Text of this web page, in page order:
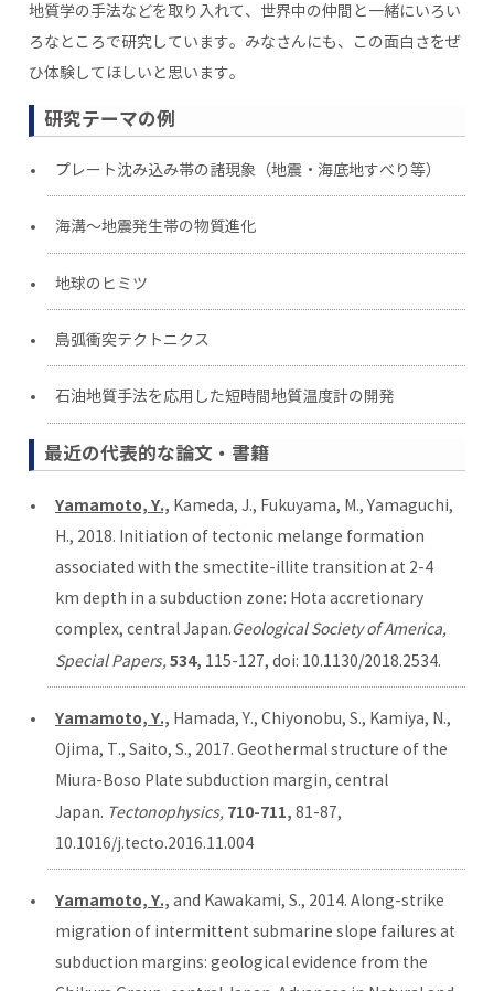
地質学の手法などを取り入れて、世界中の仲間と一緒にいろい
ろなところで研究しています。みなさんにも、この面白さをぜ
ひ体験してほしいと思います。
研究テーマの例
プレート沈み込み帯の諸現象（地震・海底地すべり等）
海溝～地震発生帯の物質進化
地球のヒミツ
島弧衝突テクトニクス
石油地質手法を応用した短時間地質温度計の開発
最近の代表的な論文・書籍
Yamamoto, Y., Kameda, J., Fukuyama, M., Yamaguchi,
H., 2018. Initiation of tectonic melange formation
associated with the smectite-illite transition at 2-4
km depth in a subduction zone: Hota accretionary
complex, central Japan.Geological Society of America,
Special Papers,534, 115-127, doi: 10.1130/2018.2534.
Yamamoto, Y., Hamada, Y., Chiyonobu, S., Kamiya, N.,
Ojima, T., Saito, S., 2017. Geothermal structure of the
Miura-Boso Plate subduction margin, central
Japan. Tectonophysics, 710-711, 81-87,
10.1016/j.tecto.2016.11.004
Yamamoto, Y., and Kawakami, S., 2014. Along-strike
migration of intermittent submarine slope failures at
subduction margins: geological evidence from the